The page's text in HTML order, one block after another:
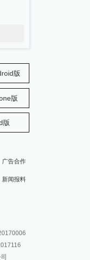
版
版
版
广告合作
新闻报料